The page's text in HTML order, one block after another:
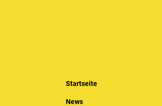
Startseite
News